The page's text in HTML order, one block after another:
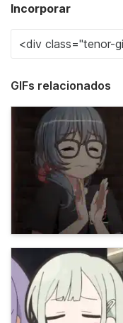
Incorporar
GIFs relacionados